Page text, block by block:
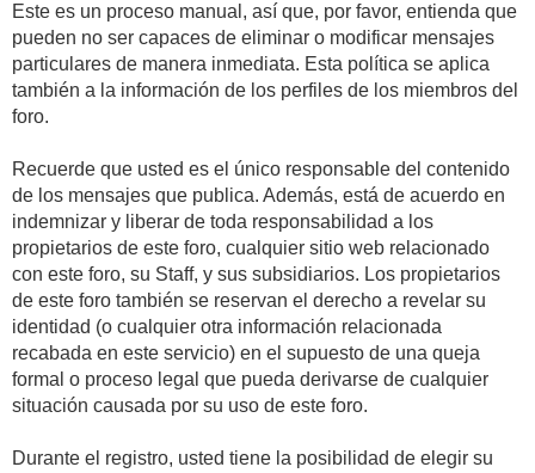
Este es un proceso manual, así que, por favor, entienda que
pueden no ser capaces de eliminar o modificar mensajes
particulares de manera inmediata. Esta política se aplica
también a la información de los perfiles de los miembros del
foro.
Recuerde que usted es el único responsable del contenido
de los mensajes que publica. Además, está de acuerdo en
indemnizar y liberar de toda responsabilidad a los
propietarios de este foro, cualquier sitio web relacionado
con este foro, su Staff, y sus subsidiarios. Los propietarios
de este foro también se reservan el derecho a revelar su
identidad (o cualquier otra información relacionada
recabada en este servicio) en el supuesto de una queja
formal o proceso legal que pueda derivarse de cualquier
situación causada por su uso de este foro.
Durante el registro, usted tiene la posibilidad de elegir su